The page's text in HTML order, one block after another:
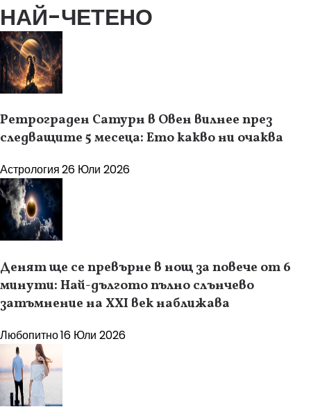
НАЙ-ЧЕТЕНО
Ретрограден Сатурн в Овен вилнее през
следващите 5 месеца: Ето какво ни очаква
Астрология26 Юли 2026
Денят ще се превърне в нощ за повече от 6
минути: Най-дългото пълно слънчево
затъмнение на XXI век наближава
Любопитно16 Юли 2026